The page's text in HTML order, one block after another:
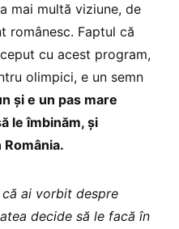
mai multă viziune, de
românesc. Faptul că
cu acest program,
olimpici, e un semn
și e un pas mare
le îmbinăm, și
ai vorbit despre
decide să le facă în